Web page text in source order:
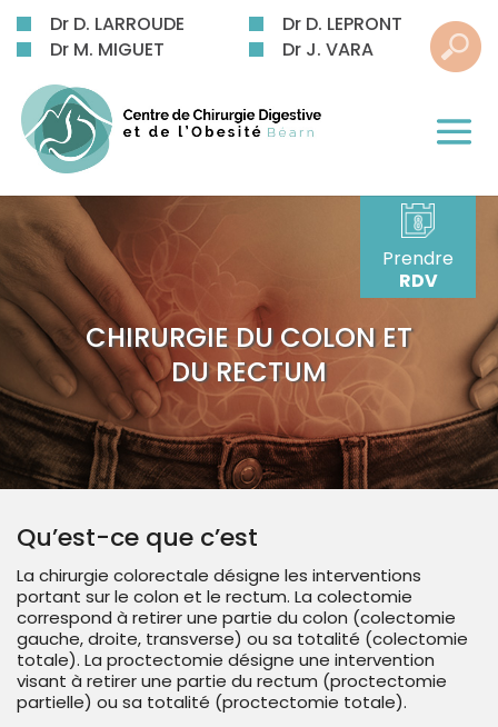
Dr D. LARROUDE
Dr D. LEPRONT
Dr M. MIGUET
Dr J. VARA
Prendre
RDV
CHIRURGIE DU COLON ET
DU RECTUM
Qu’est-ce que c’est
La chirurgie colorectale désigne les interventions
portant sur le colon et le rectum. La colectomie
correspond à retirer une partie du colon (colectomie
gauche, droite, transverse) ou sa totalité (colectomie
totale). La proctectomie désigne une intervention
visant à retirer une partie du rectum (proctectomie
partielle) ou sa totalité (proctectomie totale).